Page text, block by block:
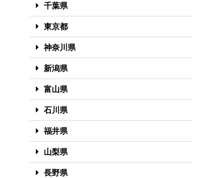
千葉県
東京都
神奈川県
新潟県
富山県
石川県
福井県
山梨県
長野県